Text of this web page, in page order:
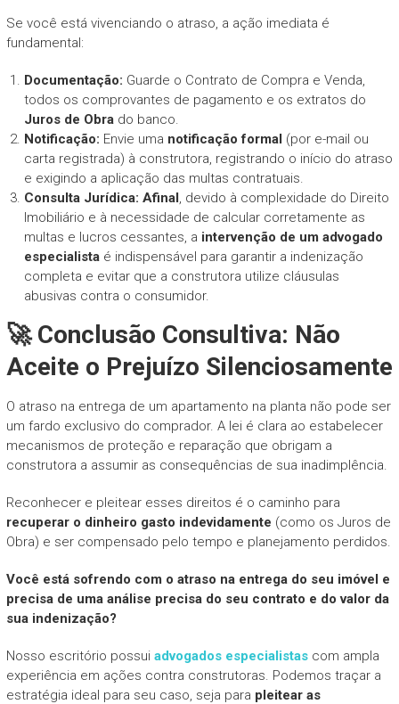
Se você está vivenciando o atraso, a ação imediata é
fundamental:
Documentação: Guarde o Contrato de Compra e Venda,
todos os comprovantes de pagamento e os extratos do
Juros de Obrado banco.
Notificação: Envie uma notificação formal (por e-mail ou
carta registrada) à construtora, registrando o início do atraso
e exigindo a aplicação das multas contratuais.
Consulta Jurídica: Afinal, devido à complexidade do Direito
Imobiliário e à necessidade de calcular corretamente as
multas e lucros cessantes, a intervenção de um advogado
especialistaé indispensável para garantir a indenização
completa e evitar que a construtora utilize cláusulas
abusivas contra o consumidor.
🚀 Conclusão Consultiva: Não
Aceite o Prejuízo Silenciosamente
O atraso na entrega de um apartamento na planta não pode ser
um fardo exclusivo do comprador. A lei é clara ao estabelecer
mecanismos de proteção e reparação que obrigam a
construtora a assumir as consequências de sua inadimplência.
Reconhecer e pleitear esses direitos é o caminho para
recuperar o dinheiro gasto indevidamente (como os Juros de
Obra) e ser compensado pelo tempo e planejamento perdidos.
Você está sofrendo com o atraso na entrega do seu imóvel e
precisa de uma análise precisa do seu contrato e do valor da
sua indenização?
Nosso escritório possui advogados especialistascom ampla
experiência em ações contra construtoras. Podemos traçar a
estratégia ideal para seu caso, seja para pleitear as